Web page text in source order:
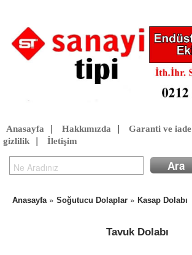
Anasayfa Hakkımızda Garanti ve iade
gizlilik
İletişim
Anasayfa» Soğutucu Dolaplar » Kasap Dolabı
Tavuk Dolabı